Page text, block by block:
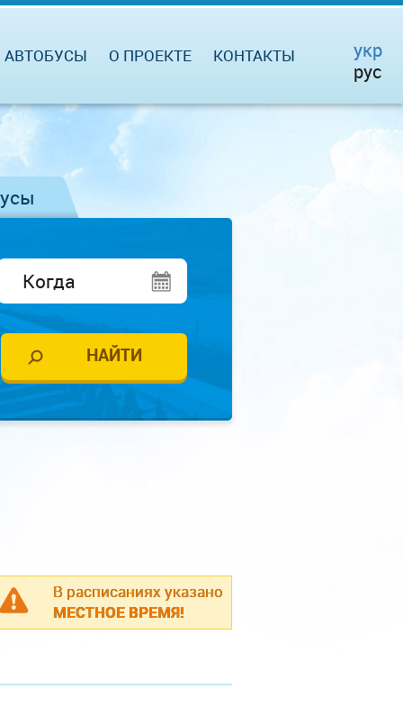
АВТОБУСЫ О ПРОЕКТЕ КОНТАКТЫ
укр
рус
В расписаниях указано
МЕСТНОЕ ВРЕМЯ!